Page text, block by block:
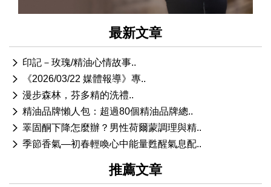
最新文章
印記－玫瑰/精油心情故事..
《2026/03/22 媒體報導》專..
漫步森林，芬多精的洗禮..
精油品牌懶人包：超過80個精油品牌總..
睪固酮下降怎麼辦？男性荷爾蒙調理與精..
季節香氣—初春輕喚心中能量甦醒氣息配..
推薦文章